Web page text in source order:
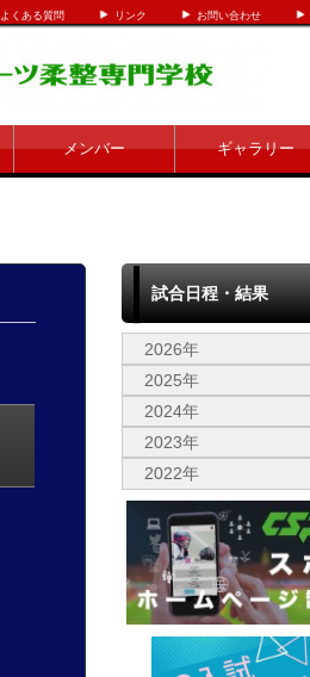
よくある質問 リンク お問い合わせ
メンバー ギャラリー
試合日程・結果
2026年
2025年
2024年
2023年
2022年